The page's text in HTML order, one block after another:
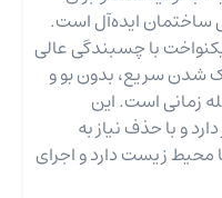
ساختمان ایده‌آل است.
پوشش یکنواخت با چسبندگی عالی
سریع، بدون بو و
زمانی است. این
و با حذف نیاز به
محیط زیست دارد و اجرای